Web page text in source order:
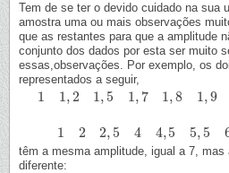
Tem de se ter o devido cuidado na sua
amostra uma ou mais observações
que as restantes para que a amplitude
conjunto dos dados por esta ser muito
essas,observações. Por exemplo, os
representados a seguir,
1 1,2 1,5 1, 7 1,8 1,9
11 1,51 1,81 22, 32 2,68
1 2 2,5 4 4,5 5,5
12 ,5 ,55,5 6,4 7,58
têm a mesma amplitude, igual a 7,
diferente: